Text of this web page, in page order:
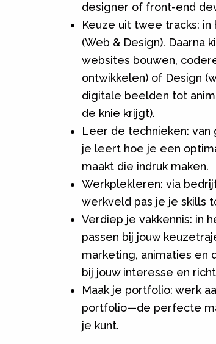
designer of front-end
Keuze uit twee tracks:
(Web & Design). Daarna
websites bouwen,
ontwikkelen) of Design
digitale beelden tot
de knie krijgt).
Leer de technieken:
je leert hoe je een
maakt die indruk maken.
Werkplekleren: via
werkveld pas je je skills
Verdiep je vakkennis: in
passen bij jouw
marketing, animaties en
bij jouw interesse en
Maak je portfolio: werk
portfolio—de perfecte
je kunt.